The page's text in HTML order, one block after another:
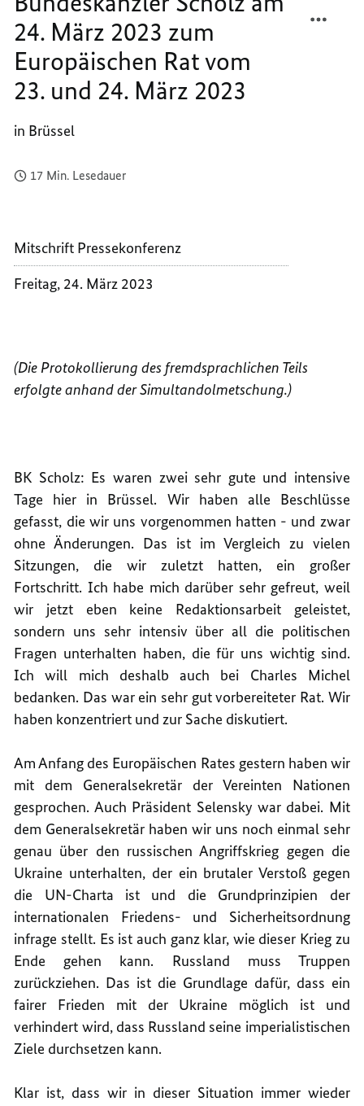
und
24.
März
2023
24. März 2023 zum
Europäischen Rat vom
23. und 24. März 2023
in Brüssel
17 Min. Lesedauer
Mitschrift Pressekonferenz
Freitag, 24. März 2023
(Die Protokollierung des fremdsprachlichen Teils
erfolgte anhand der Simultandolmetschung.)
BK Scholz: Es waren zwei sehr gute und intensive
Tage hier in Brüssel. Wir haben alle Beschlüsse
gefasst, die wir uns vorgenommen hatten - und zwar
ohne Änderungen. Das ist im Vergleich zu vielen
Sitzungen, die wir zuletzt hatten, ein großer
Fortschritt. Ich habe mich darüber sehr gefreut, weil
wir jetzt eben keine Redaktionsarbeit geleistet,
sondern uns sehr intensiv über all die politischen
Fragen unterhalten haben, die für uns wichtig sind.
Ich will mich deshalb auch bei Charles Michel
bedanken. Das war ein sehr gut vorbereiteter Rat. Wir
haben konzentriert und zur Sache diskutiert.
Am Anfang des Europäischen Rates gestern haben wir
mit dem Generalsekretär der Vereinten Nationen
gesprochen. Auch Präsident Selensky war dabei. Mit
dem Generalsekretär haben wir uns noch einmal sehr
genau über den russischen Angriffskrieg gegen die
Ukraine unterhalten, der ein brutaler Verstoß gegen
die UN-Charta ist und die Grundprinzipien der
internationalen Friedens- und Sicherheitsordnung
infrage stellt. Es ist auch ganz klar, wie dieser Krieg zu
Ende gehen kann. Russland muss Truppen
zurückziehen. Das ist die Grundlage dafür, dass ein
fairer Frieden mit der Ukraine möglich ist und
verhindert wird, dass Russland seine imperialistischen
Ziele durchsetzen kann.
Klar ist, dass wir in dieser Situation immer wieder